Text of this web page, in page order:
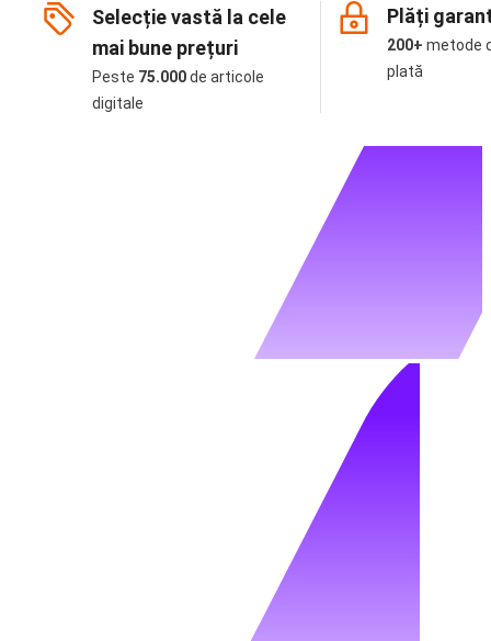
Selecție vastă la cele
mai bune prețuri
Peste 75.000de articole
digitale
Plăți
200+ metode
plată